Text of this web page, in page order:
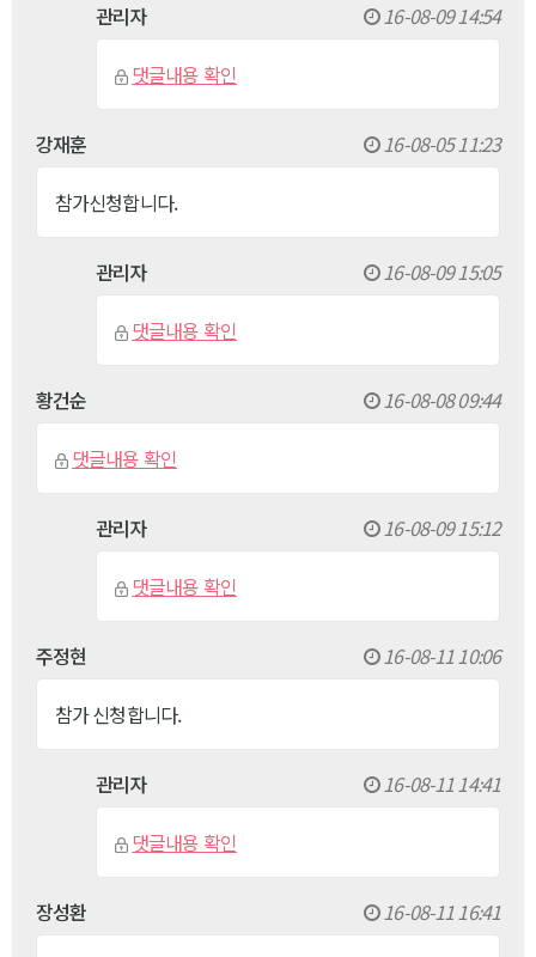
관리자 16-08-09 14:54
댓글내용 확인
강재훈 16-08-05 11:23
참가신청합니다.
관리자 16-08-09 15:05
댓글내용 확인
황건순 16-08-08 09:44
댓글내용 확인
관리자 16-08-09 15:12
댓글내용 확인
주정현 16-08-11 10:06
참가 신청합니다.
관리자 16-08-11 14:41
댓글내용 확인
장성환 16-08-11 16:41